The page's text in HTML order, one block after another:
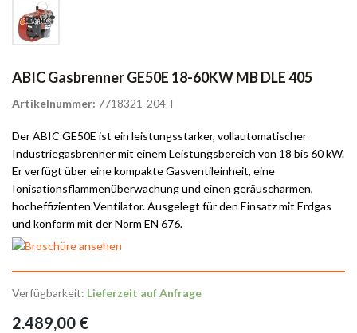
ABIC Gasbrenner GE50E 18-60KW MB DLE 405
Artikelnummer: 7718321-204-I
Der ABIC GE50E ist ein leistungsstarker, vollautomatischer
Industriegasbrenner mit einem Leistungsbereich von 18 bis 60 kW.
Er verfügt über eine kompakte Gasventileinheit, eine
Ionisationsflammenüberwachung und einen geräuscharmen,
hocheffizienten Ventilator. Ausgelegt für den Einsatz mit Erdgas
und konform mit der Norm EN 676.
Verfügbarkeit: Lieferzeit auf Anfrage
2.489,00 €